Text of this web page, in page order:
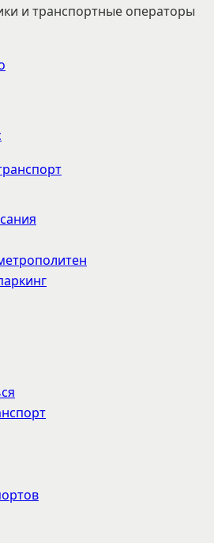
и транспортные операторы